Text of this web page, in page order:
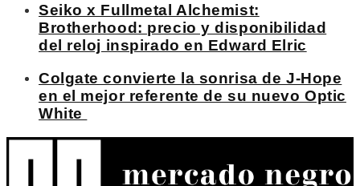
Seiko x Fullmetal Alchemist:
Brotherhood: precio y disponibilidad
del reloj inspirado en Edward Elric
Colgate convierte la sonrisa de J-Hope
en el mejor referente de su nuevo Optic
White